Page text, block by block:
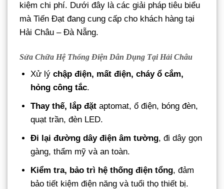
kiệm chi phí. Dưới đây là các giải pháp tiêu biểu
mà Tiến Đạt đang cung cấp cho khách hàng tại
Hải Châu – Đà Nẵng.
Sửa Chữa Hệ Thống Điện Dân Dụng Tại Hải Châu
Xử lýchập điện, mất điện, cháy ổ cắm,
hỏng công tắc.
Thay thế, lắp đặt aptomat, ổ điện, bóng đèn,
quạt trần, đèn LED.
Đi lại đường dây điện âm tường, đi dây gọn
gàng, thẩm mỹ và an toàn.
Kiểm tra, bảo trì hệ thống điện tổng, đảm
bảo tiết kiệm điện năng và tuổi thọ thiết bị.